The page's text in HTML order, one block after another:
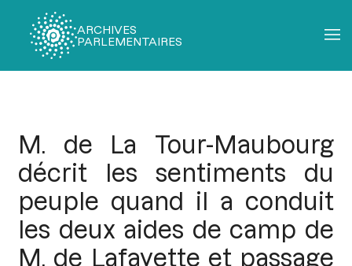
ARCHIVES
PARLEMENTAIRES
M. de La Tour-Maubourg
décrit les sentiments du
peuple quand il a conduit
les deux aides de camp de
M. de Lafayette et passage